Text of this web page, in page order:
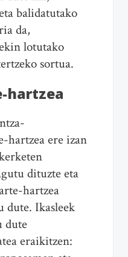
balidatutako
da,
lotutako
sortua.
hartzea
hartzea ere izan
dituzte eta
hartzea
dute. Ikasleek
dute
eraikitzen: